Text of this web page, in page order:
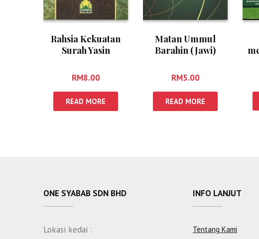
Rahsia Kekuatan
Surah Yasin
RM8.00
READ MORE
Matan Ummul
Barahin (Jawi)
RM5.00
READ MORE
ONE SYABAB SDN BHD
Lokasi kedai :
INFO LANJUT
Tentang Kami